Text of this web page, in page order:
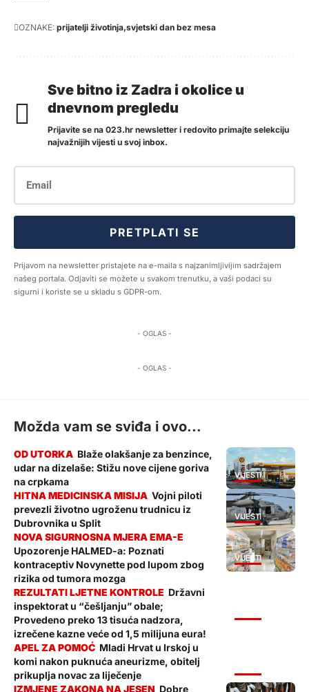
OZNAKE: prijatelji životinja svjetski dan bez mesa
Sve bitno iz Zadra i okolice u
dnevnom pregledu
Prijavite se na 023.hr newsletter i redovito primajte selekciju
najvažnijih vijesti u svoj inbox.
PRETPLATI SE
Prijavom na newsletter pristajete na e-maila s najzanimljivijim sadržajem
našeg portala. Odjaviti se možete u svakom trenutku, a vaši podaci su
sigurni i koriste se u skladu s GDPR-om.
- OGLAS -
- OGLAS -
Možda vam se sviđa i ovo...
VIJESTI
Blaže olakšanje za benzince,
udar na dizelaše: Stižu nove cijene goriva
na crpkama
VIJESTI
Vojni piloti
prevezli životno ugroženu trudnicu iz
Dubrovnika u Split
VIJESTI
Upozorenje HALMED-a: Poznati
kontraceptiv Novynette pod lupom zbog
rizika od tumora mozga
Državni
inspektorat u “češljanju” obale;
Provedeno preko 13 tisuća nadzora,
izrečene kazne veće od 1,5 milijuna eura!
Mladi Hrvat u Irskoj u
komi nakon puknuća aneurizme, obitelj
prikuplja novac za liječenje
Dobre